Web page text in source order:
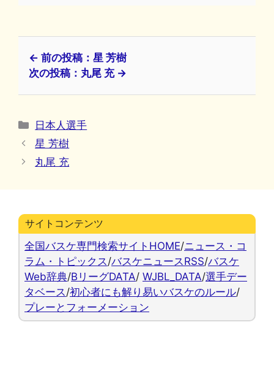
← 前の投稿：星 芳樹
次の投稿：丸尾 充 →
カ
テ
リ
日本人選手
星 芳樹
丸尾 充
サイトコンテンツ
全国バスケ専門検索サイトHOME/ニュース・コ
ラム・トピックス /バスケニュースRSS/バスケ
Web辞典/BリーグDATA/ WJBL_DATA/選手デー
タベース /初心者にも解り易いバスケのルール/
プレーとフォーメーション